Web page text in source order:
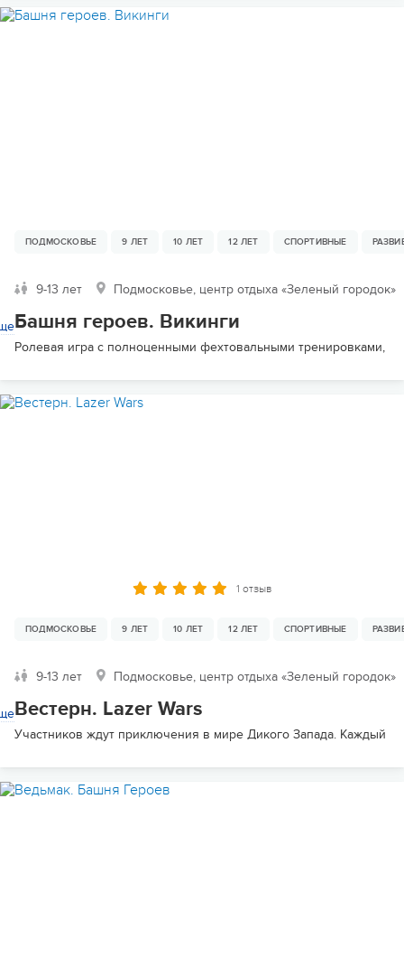
ПОДМОСКОВЬЕ 9 ЛЕТ 10 ЛЕТ 12 ЛЕТ СПОРТИВНЫЕ
9-13 лет Подмосковье, центр отдыха «Зеленый городок»
Башня героев. Викинги
Ролевая игра с полноценными фехтовальными тренировками,
1 отзыв
ПОДМОСКОВЬЕ 9 ЛЕТ 10 ЛЕТ 12 ЛЕТ СПОРТИВНЫЕ
9-13 лет Подмосковье, центр отдыха «Зеленый городок»
Вестерн. Lazer Wars
Участников ждут приключения в мире Дикого Запада. Каждый